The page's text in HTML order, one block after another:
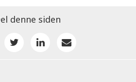
denne siden